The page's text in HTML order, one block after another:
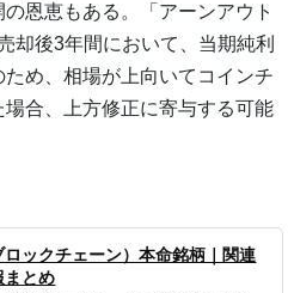
恩恵もある。「アーンアウト
却後3年間において、当期純利
め、相場が上向いてコインチ
合、上方修正に寄与する可能
ロックチェーン）本命銘柄｜関連
まとめ